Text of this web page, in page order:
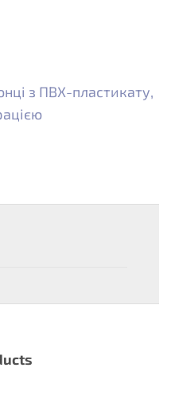
з ПВХ-пластикату,